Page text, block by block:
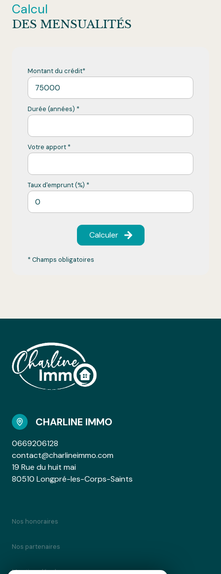
Calcul
DES MENSUALITÉS
Montant du crédit*
Durée (années) *
Votre apport *
Taux d'emprunt (%) *
Calculer
* Champs obligatoires
CHARLINE IMMO
0669206128
contact@charlineimmo.com
19 Rue du huit mai
80510 Longpré-les-Corps-Saints
Nos honoraires
Nos partenaires
Mentions légales